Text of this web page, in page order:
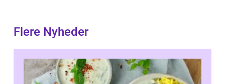
Flere Nyheder